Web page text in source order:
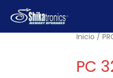
contenido
Inicio /
PC